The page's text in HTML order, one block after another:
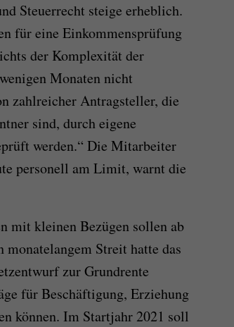
Steuerrecht steige erheblich.
für eine Einkommensprüfung
der Komplexität der
Monaten nicht
zahlreicher Antragsteller, die
sind, durch eigene
werden.“ Die Mitarbeiter
personell am Limit, warnt die
mit kleinen Bezügen sollen ab
monatelangem Streit hatte das
zur Grundrente
für Beschäftigung, Erziehung
können. Im Startjahr 2021 soll